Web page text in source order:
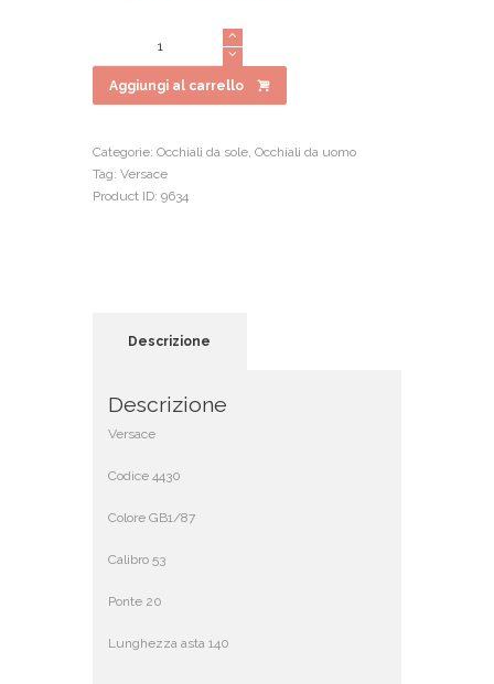
originale
era:
€250.00.
quantità
Aggiungi al carrello
Categorie: Occhiali da sole Occhiali da uomo
Tag: Versace
Product ID: 9634
Descrizione
Descrizione
Versace
Codice 4430
Colore GB1/87
Calibro 53
Ponte 20
Lunghezza asta 140